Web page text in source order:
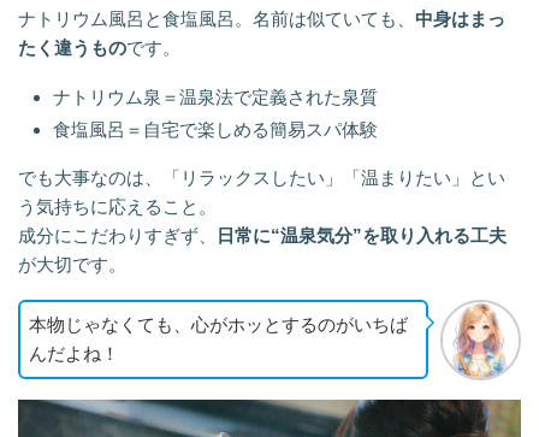
ナトリウム風呂と食塩風呂。名前は似ていても、 中身はまっ
たく違うものです。
ナトリウム泉＝温泉法で定義された泉質
食塩風呂＝自宅で楽しめる簡易スパ体験
でも大事なのは、「リラックスしたい」「温まりたい」とい
う気持ちに応えること。
成分にこだわりすぎず、
日常に“温泉気分”を取り入れる工夫
が大切です。
本物じゃなくても、心がホッとするのがいちば
んだよね！